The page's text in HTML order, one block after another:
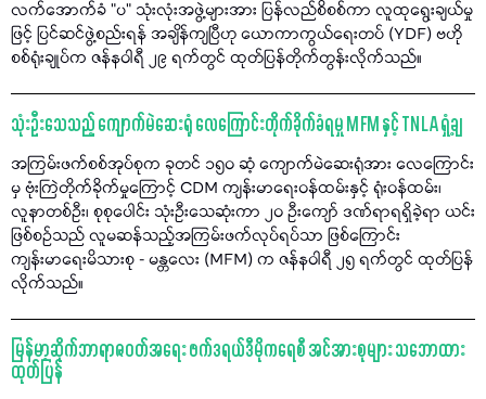
လက်အောက်ခံ "ပ" သုံးလုံးအဖွဲ့များအား ပြန်လည်စိစစ်ကာ လူထုရွေးချယ်မှု
ဖြင့် ပြင်ဆင်ဖွဲ့စည်းရန် အချိန်ကျပြီဟု ယောကာကွယ်ရေးတပ် (YDF) ဗဟို
စစ်ရုံးချုပ်က ဇန်နဝါရီ ၂၉ ရက်တွင် ထုတ်ပြန်တိုက်တွန်းလိုက်သည်။
သုံးဦးသေသည့် ကျောက်မဲဆေးရုံ လေကြောင်းတိုက်ခိုက်ခံရမှု MFM နှင့် TNLA ရှုံ့ချ
အကြမ်းဖက်စစ်အုပ်စုက ခုတင် ၁၅၀ ဆံ့ ကျောက်မဲဆေးရုံအား လေကြောင်း
မှ ဗုံးကြဲတိုက်ခိုက်မှုကြောင့် CDM ကျန်းမာရေးဝန်ထမ်းနှင့် ရုံးဝန်ထမ်း၊
လူနာတစ်ဦး၊ စုစုပေါင်း သုံးဦးသေဆုံးကာ ၂၀ ဦးကျော် ဒဏ်ရာရရှိခဲ့ရာ ယင်း
ဖြစ်စဉ်သည် လူမဆန်သည့်အကြမ်းဖက်လုပ်ရပ်သာ ဖြစ်ကြောင်း
ကျန်းမာရေးမိသားစု - မန္တလေး (MFM) က ဇန်နဝါရီ ၂၅ ရက်တွင် ထုတ်ပြန်
လိုက်သည်။
မြန်မာ့ဆိုက်ဘာရာဇဝတ်အရေး ဖက်ဒရယ်ဒီမိုကရေစီ အင်အားစုများ သဘောထား
ထုတ်ပြန်